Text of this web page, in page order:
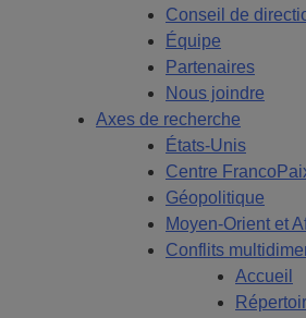
Conseil de
Équipe
Partenaires
Nous joindre
Axes de recherche
États-Unis
Centre
Géopolitique
Moyen-Orient et
Conflits
Accueil